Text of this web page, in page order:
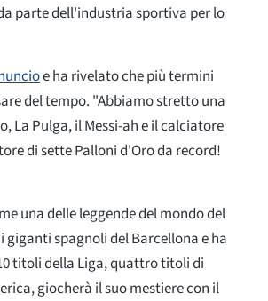
parte dell'industria sportiva per lo
e ha rivelato che più termini
del tempo. "Abbiamo stretto una
La Pulga, il Messi-ah e il calciatore
di sette Palloni d'Oro da record!
una delle leggende del mondo del
spagnoli del Barcellona e ha
titoli della Liga, quattro titoli di
giocherà il suo mestiere con il